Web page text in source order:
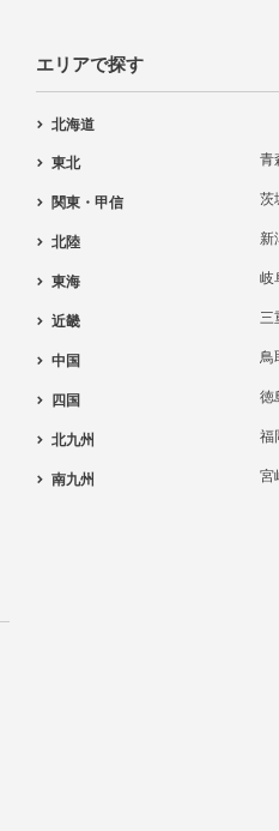
エリアで探す
北海道
東北 青
関東・甲信 茨
北陸 新
東海 岐
近畿 三
中国 鳥
四国 徳
北九州 福
南九州 宮